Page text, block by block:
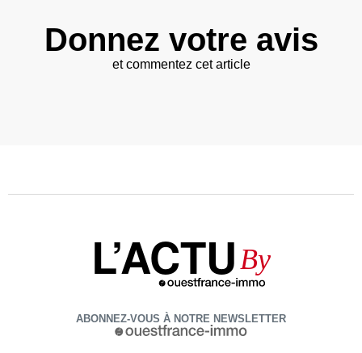
Donnez votre avis
et commentez cet article
L’ACTUBy
ABONNEZ-VOUS À NOTRE NEWSLETTER